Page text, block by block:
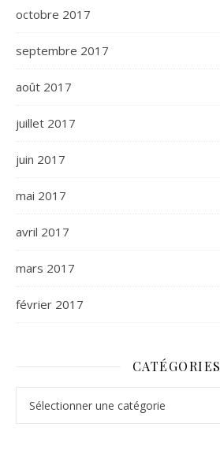
octobre 2017
septembre 2017
août 2017
juillet 2017
juin 2017
mai 2017
avril 2017
mars 2017
février 2017
CATÉGORIES